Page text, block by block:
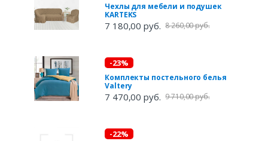
Чехлы для мебели и подушек
KARTEKS
7 180,00 руб. 8 260,00 руб.
-23%
Комплекты постельного белья
Valtery
7 470,00 руб. 9 710,00 руб.
-22%